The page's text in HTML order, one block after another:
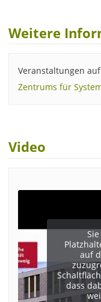
Weitere
Veranstaltungen
Zentrums für
Video
auf
dass